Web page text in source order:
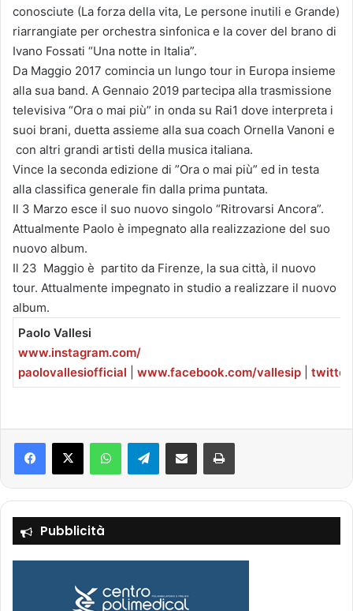
conosciute (La forza della vita, Le persone inutili e Grande)
riarrangiate per orchestra sinfonica e la cover del brano di
Ivano Fossati “Una notte in Italia”.
Da Maggio 2017 comincia un lungo tour in Europa insieme
alla sua band. A Gennaio 2019 partecipa alla trasmissione
televisiva “Ora o mai più” in onda su Rai1 dove interpreta i
suoi brani, duetta assieme alla sua coach Ornella Vanoni e
con altri grandi artisti della musica italiana.
Vince la seconda edizione di ”Ora o mai più” ed in testa
alla classifica generale fin dalla prima puntata.
Il 3 Marzo esce il suo nuovo singolo “Ritrovarsi Ancora”.
Attualmente Paolo è impegnato alla realizzazione del suo
nuovo album.
Il 23 Maggio è partito da Firenze, la sua città, il nuovo
tour. Attualmente impegnato in studio a realizzare il nuovo
album.
Paolo Vallesi
www.instagram.com/
paolovallesiofficial
www.facebook.com/vallesip
Telegram
Pubblicità